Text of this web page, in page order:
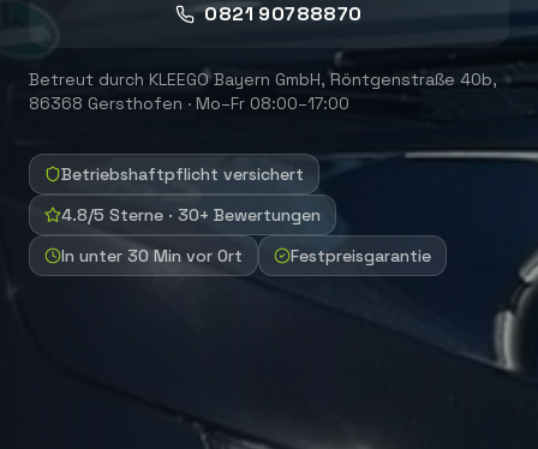
0821 90788870
Betreut durch KLEEGO Bayern GmbH,Röntgenstraße 40b,
86368 Gersthofen · Mo–Fr 08:00–17:00
Betriebshaftpflicht versichert
4.8/5 Sterne · 30+ Bewertungen
In unter 30 Min vor Ort
Festpreisgarantie